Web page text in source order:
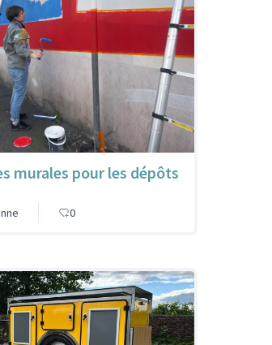
murales pour les dépôts
0